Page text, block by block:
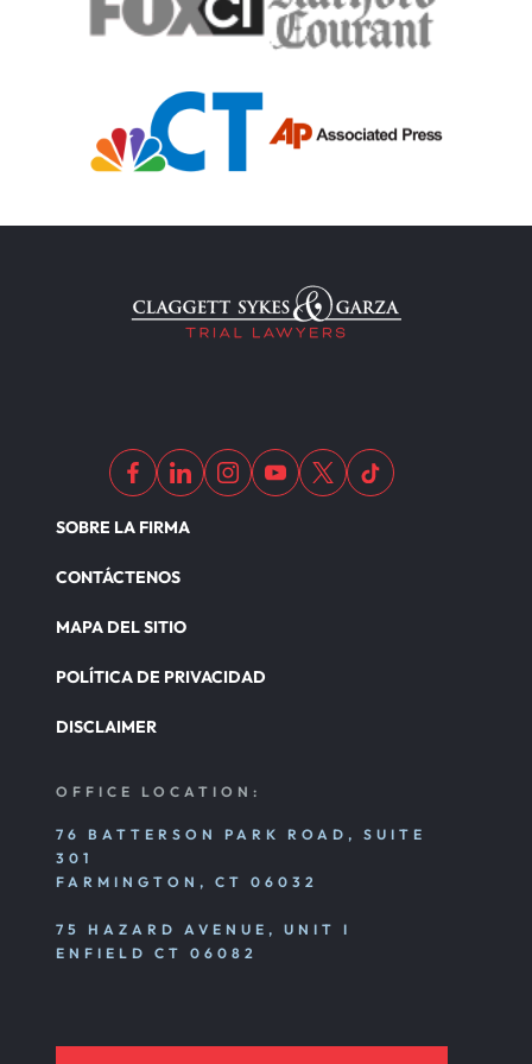
SOBRE LA FIRMA
CONTÁCTENOS
MAPA DEL SITIO
POLÍTICA DE PRIVACIDAD
DISCLAIMER
OFFICE LOCATION:
76 BATTERSON PARK ROAD, SUITE
301
FARMINGTON, CT 06032
75 HAZARD AVENUE, UNIT I
ENFIELD CT 06082